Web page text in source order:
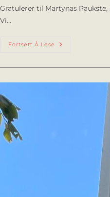
Gratulerer til Martynas
Vi…
Fortsett Å Lese